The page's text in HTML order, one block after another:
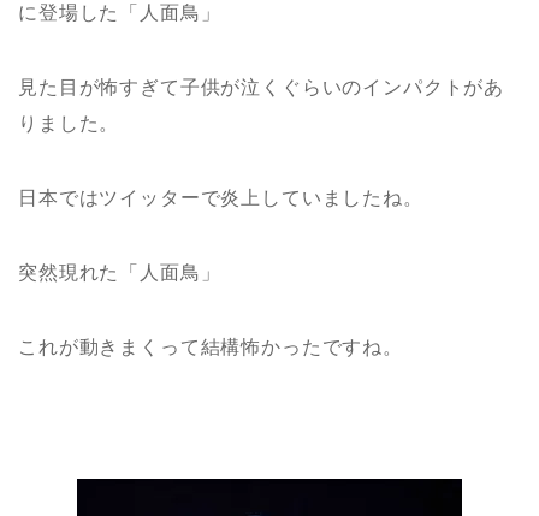
に登場した「人面鳥」
見た目が怖すぎて子供が泣くぐらいのインパクトがあ
りました。
日本ではツイッターで炎上していましたね。
突然現れた「人面鳥」
これが動きまくって結構怖かったですね。